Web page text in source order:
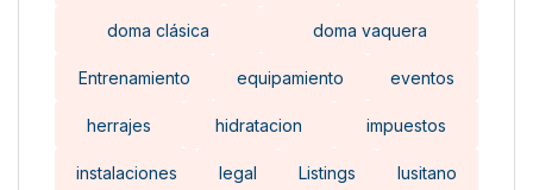
doma clásica doma vaquera
Entrenamiento equipamiento eventos
herrajes hidratacion impuestos
instalaciones legal Listings lusitano